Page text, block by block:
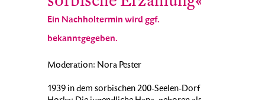
Ein Nachholtermin wird ggf.
bekanntgegeben.
Moderation: Nora Pester
1939 in dem sorbischen 200-Seelen-Dorf